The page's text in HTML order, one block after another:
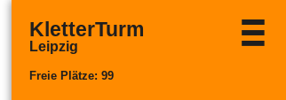
KletterTurm
Leipzig
Freie Plätze: 99